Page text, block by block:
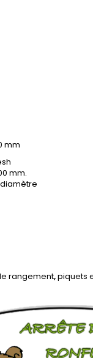
mm
mm.
diamètre
rangement,piquets